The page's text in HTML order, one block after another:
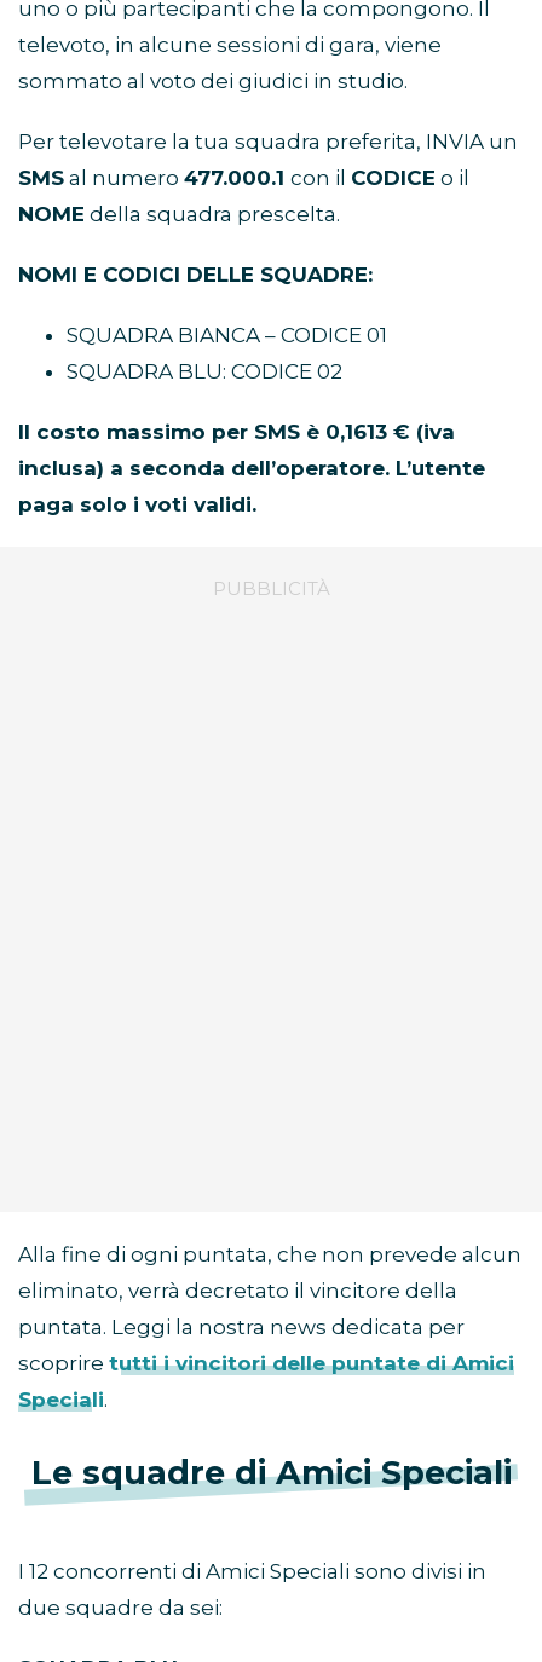
uno o più partecipanti che la compongono. Il
televoto, in alcune sessioni di gara, viene
sommato al voto dei giudici in studio.
Per televotare la tua squadra preferita, INVIA un
SMS al numero 477.000.1 con il CODICE o il
NOME della squadra prescelta.
NOMI E CODICI DELLE SQUADRE:
SQUADRA BIANCA – CODICE 01
SQUADRA BLU: CODICE 02
Il costo massimo per SMS è 0,1613 € (iva
inclusa) a seconda dell’operatore. L’utente
paga solo i voti validi.
Alla fine di ogni puntata, che non prevede alcun
eliminato, verrà decretato il vincitore della
puntata. Leggi la nostra news dedicata per
scoprire tutti i vincitori delle puntate di Amici
Speciali.
Le squadre di Amici Speciali
I 12 concorrenti di Amici Speciali sono divisi in
due squadre da sei: